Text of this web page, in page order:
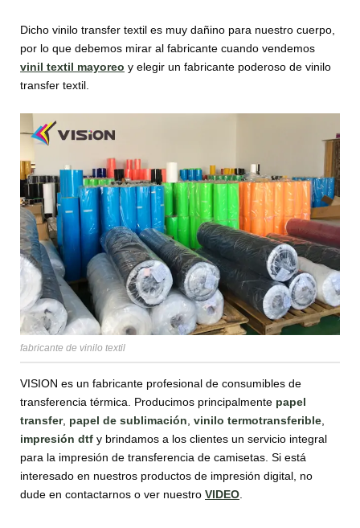
Dicho vinilo transfer textil es muy dañino para nuestro cuerpo,
por lo que debemos mirar al fabricante cuando vendemos
vinil textil mayoreo y elegir un fabricante poderoso de vinilo
transfer textil.
fabricante de vinilo textil
VISION es un fabricante profesional de consumibles de
transferencia térmica. Producimos principalmente papel
transfer, papel de sublimación vinilo termotransferible
impresión dtf y brindamos a los clientes un servicio integral
para la impresión de transferencia de camisetas. Si está
interesado en nuestros productos de impresión digital, no
dude en contactarnos o ver nuestro VIDEO